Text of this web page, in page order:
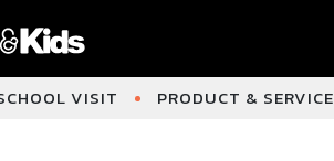
VISIT PRODUCT & SERVICE